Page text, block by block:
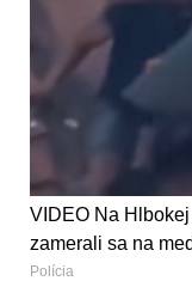
VIDEO Na
zamerali sa na
Polícia